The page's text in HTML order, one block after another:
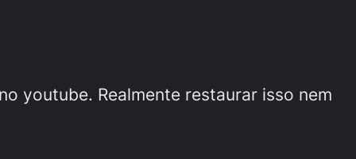
youtube. Realmente restaurar isso nem